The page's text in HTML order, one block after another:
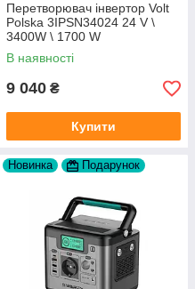
Перетворювач інвертор Volt
Polska 3IPSN34024 24 V \
3400W \ 1700 W
В наявності
9 040 ₴
Купити
Новинка Подарунок